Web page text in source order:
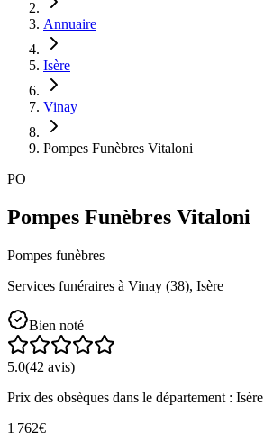
Annuaire
Isère
Vinay
Pompes Funèbres Vitaloni
PO
Pompes Funèbres Vitaloni
Pompes funèbres
Services funéraires à Vinay (38), Isère
Bien noté
5.0(42 avis)
Prix des obsèques dans le département : Isère
1 762€